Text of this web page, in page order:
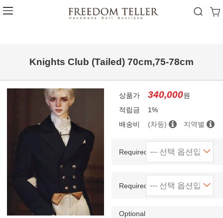
Knights Club (Tailed) 70cm,75-78cm
상품가 340,000원
적립금
1%
배송비
(차등) 지역별
Required(size)
Required(color)
Optional